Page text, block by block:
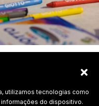
utilizamos tecnologias como
do dispositivo.